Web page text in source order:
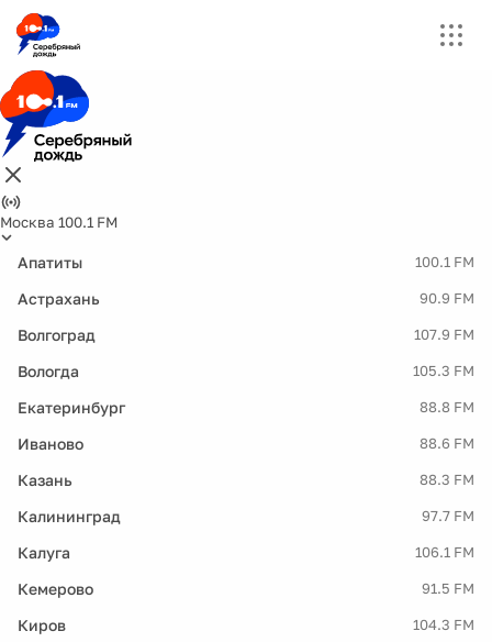
Москва 100.1 FM
Апатиты 100.1 FM
Астрахань 90.9 FM
Волгоград 107.9 FM
Вологда 105.3 FM
Екатеринбург 88.8 FM
Иваново 88.6 FM
Казань 88.3 FM
Калининград 97.7 FM
Калуга 106.1 FM
Кемерово 91.5 FM
Киров 104.3 FM